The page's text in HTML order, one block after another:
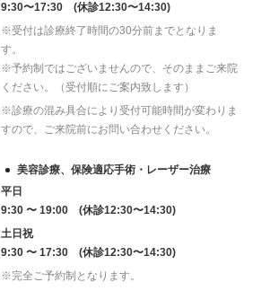
9:30〜17:30 (休診12:30〜14:30)
※受付は診療終了時間の30分前までとなりま
す。
※予約制ではございませんので、そのままご来院
ください。（受付順にご案内致します）
※診療の混み具合により受付可能時間が変わりま
すので、ご来院前にお問い合わせください。
美容診療、保険適応手術・レーザー治療
平日
9:30 〜 19:00 (休診12:30〜14:30)
土日祝
9:30 〜 17:30 (休診12:30〜14:30)
※完全ご予約制となります。